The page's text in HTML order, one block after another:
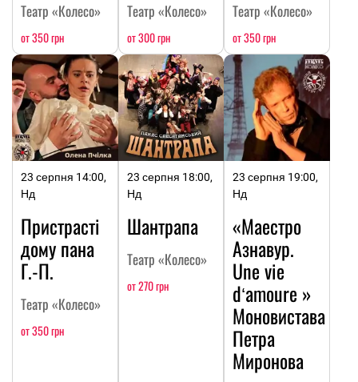
Театр «Колесо»
от 350 грн
Театр «Колесо»
от 300 грн
Театр «Колесо»
от 350 грн
23 серпня 14:00,
Нд
Пристрасті
дому пана
Г.-П.
Театр «Колесо»
от 350 грн
23 серпня 18:00,
Нд
Шантрапа
Театр «Колесо»
от 270 грн
23 серпня 19:00,
Нд
«Маестро
Азнавур.
Une vie
dʻamoure »
Моновистава
Петра
Миронова